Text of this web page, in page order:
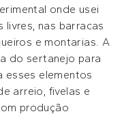
onde usei
nas barracas
e montarias. A
do sertanejo para
esses elementos
arreio, fivelas e
produção